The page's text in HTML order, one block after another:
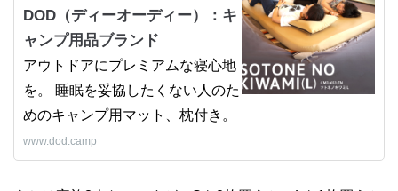
DOD（ディーオーディー）：キ
ャンプ用品ブランド
アウトドアにプレミアムな寝心地
を。 睡眠を妥協したくない人のた
めのキャンプ用マット、枕付き。
www.dod.camp